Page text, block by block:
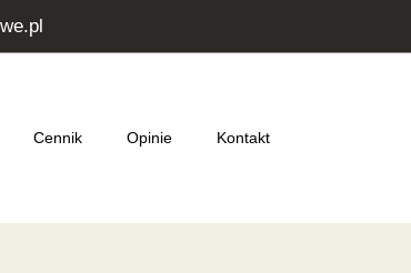
Cennik Opinie Kontakt